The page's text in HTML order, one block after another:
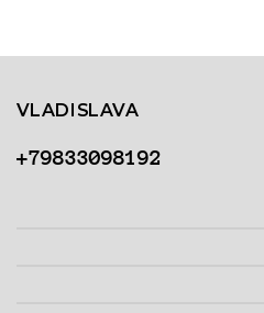
+79833098192
VLADISLAVA